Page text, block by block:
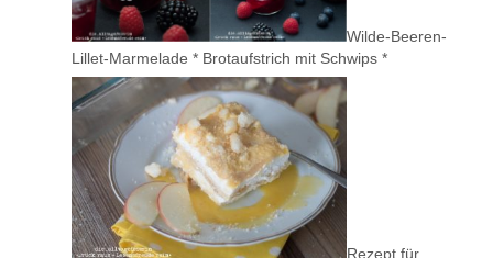
Wilde-Beeren-
Lillet-Marmelade * Brotaufstrich mit Schwips *
Rezept für